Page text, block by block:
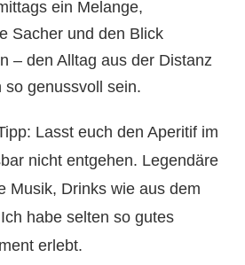
ein Melange,
Sacher und den Blick
– den Alltag aus der Distanz
so genussvoll sein.
Lasst euch den Aperitif im
nicht entgehen. Legendäre
Musik, Drinks wie aus dem
habe selten so gutes
erlebt.